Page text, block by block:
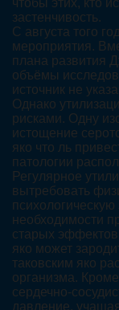
чтобы этих, кто
застенчивость.
С августа того
мероприятия.
плана развития
объёмы
источник не
Однако
рисками. Одну
истощение
яко что ль
патологии
Регулярное
вытребовать
необходимости
старых
яко может
таковским яко
организма. Кроме
сердечно-
давление,